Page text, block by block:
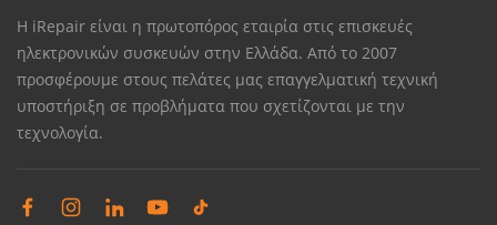
Η iRepair είναι η πρωτοπόρος εταιρία στις επισκευές
ηλεκτρονικών συσκευών στην Ελλάδα. Από το 2007
προσφέρουμε στους πελάτες μας επαγγελματική τεχνική
υποστήριξη σε προβλήματα που σχετίζονται με την
τεχνολογία.